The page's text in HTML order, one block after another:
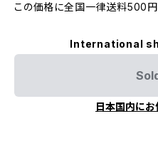
この価格に全国一律送料500円
International
日本国内に